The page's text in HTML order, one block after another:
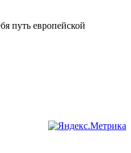
путь европейской